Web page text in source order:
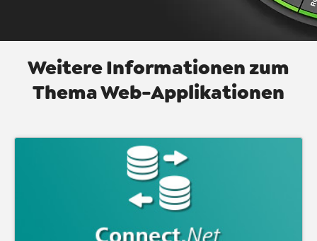
Weitere Informationen zum
Thema Web-Applikationen